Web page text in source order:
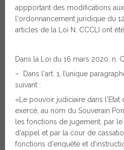
appportant des modifications
l'ordonnancement juridique du
articles de la Loi N. CCCLI ont
Dans la Loi du 16 mars 2020, n.
– Dans l'art. 1, l’unique
suivant :
«Le pouvoir judiciaire dans l'Etat
exercé, au nom du Souverain
les fonctions de jugement, par
d'appel et par la cour de
fonctions d'enquête et